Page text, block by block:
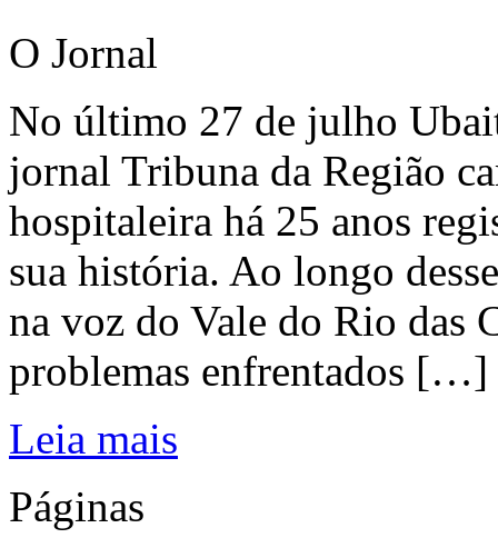
O Jornal
No último 27 de julho
jornal Tribuna da Região
hospitaleira há 25 anos
sua história. Ao longo
na voz do Vale do Rio das
problemas enfrentados […]
Leia mais
Páginas